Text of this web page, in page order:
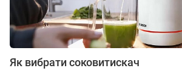
Як вибрати соковитискач